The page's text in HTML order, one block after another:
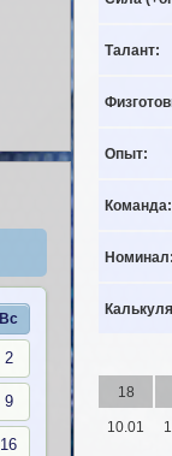
Талант:
Опыт:
Команда:
18
10.01
Вс
2
9
16